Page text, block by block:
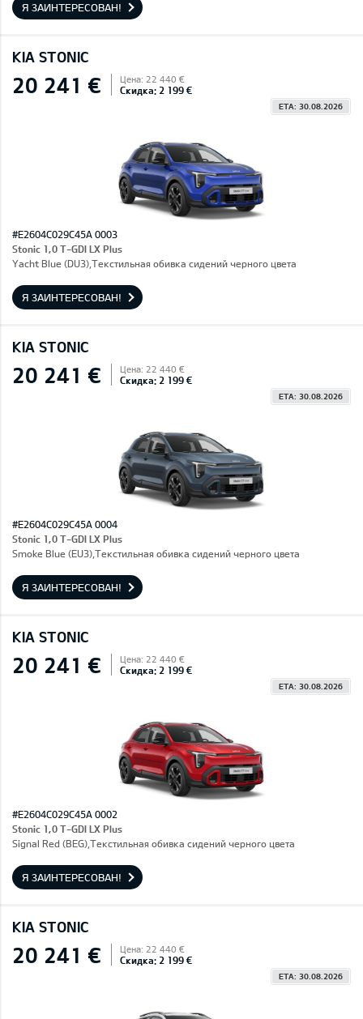
Я ЗАИНТЕРЕСОВАН!
KIA STONIC
20 241 € Цена: 22 440 €
Скидка: 2 199 €
ETA: 30.08.2026
#E2604C029C45A 0003
Stonic 1,0 T-GDI LX Plus
Yacht Blue (DU3),Текстильная обивка сидений черного цвета
Я ЗАИНТЕРЕСОВАН!
KIA STONIC
20 241 € Цена: 22 440 €
Скидка: 2 199 €
ETA: 30.08.2026
#E2604C029C45A 0004
Stonic 1,0 T-GDI LX Plus
Smoke Blue (EU3),Текстильная обивка сидений черного цвета
Я ЗАИНТЕРЕСОВАН!
KIA STONIC
20 241 € Цена: 22 440 €
Скидка: 2 199 €
ETA: 30.08.2026
#E2604C029C45A 0002
Stonic 1,0 T-GDI LX Plus
Signal Red (BEG),Текстильная обивка сидений черного цвета
Я ЗАИНТЕРЕСОВАН!
KIA STONIC
20 241 € Цена: 22 440 €
Скидка: 2 199 €
ETA: 30.08.2026